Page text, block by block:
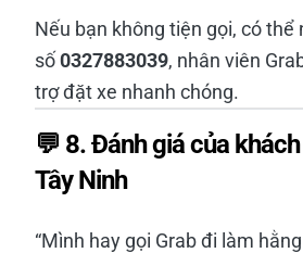
Nếu bạn không tiện gọi, có thể
số0327883039, nhân viên
trợ đặt xe nhanh chóng.
💬 8. Đánh giá của
Tây Ninh
“Mình hay gọi Grab đi làm